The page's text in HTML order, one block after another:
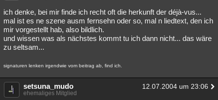
ich denke, bei mir finde ich recht oft die herkunft der déjà-vus...
mal ist es ne szene ausm fernsehn oder so, mal n liedtext, den ich
mir vorgestellt hab, also bildlich.
und wissen was als nächstes kommt tu ich dann nicht... das wäre
zu seltsam...
signaturen lenken irgendwie vom beitrag ab, find ich.
setsuna_mudo 12.07.2004 um 23:06
ehemaliges Mitglied